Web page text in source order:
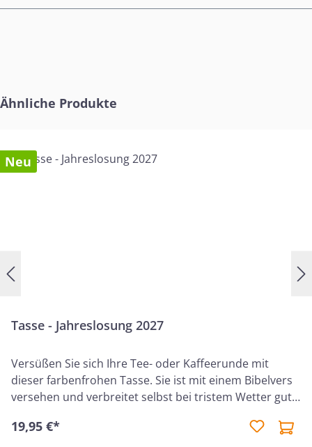
Produktgalerie überspringen
Ähnliche Produkte
Neu
Tasse - Jahreslosung 2027
Versüßen Sie sich Ihre Tee- oder Kaffeerunde mit
dieser farbenfrohen Tasse. Sie ist mit einem Bibelvers
versehen und verbreitet selbst bei tristem Wetter gute
Tassen können daher in Form und Farbe
19,95 €*